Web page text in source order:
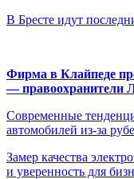
В Бресте идут
Фирма в Клайпеде
— правоохранители
Современные
автомобилей из-за
Замер качества
и уверенность для